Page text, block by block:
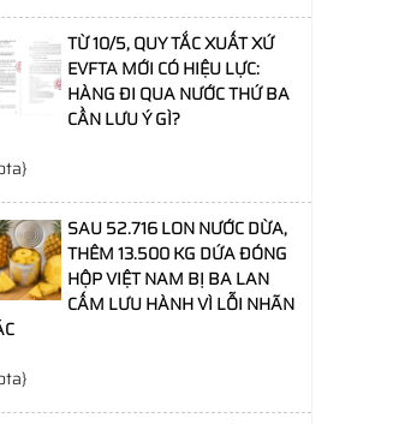
TỪ 10/5, QUY TẮC XUẤT XỨ
EVFTA MỚI CÓ HIỆU LỰC:
HÀNG ĐI QUA NƯỚC THỨ BA
CẦN LƯU Ý GÌ?
SAU 52.716 LON NƯỚC DỪA,
THÊM 13.500 KG DỨA ĐÓNG
HỘP VIỆT NAM BỊ BA LAN
CẤM LƯU HÀNH VÌ LỖI NHÃN